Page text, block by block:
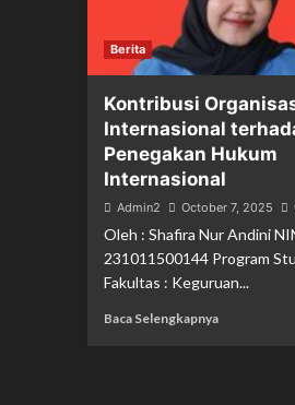
Berita
Kontribusi
Internasional
Penegakan Hukum
Internasional
Admin2 October 7, 2025
Oleh : Shafira Nur Andini
231011500144 Program
Fakultas : Keguruan...
Baca Selengkapnya